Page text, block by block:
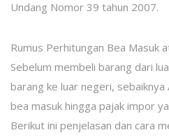
Undang Nomor 39 tahun 2007.
Rumus Perhitungan Bea Masuk
Sebelum membeli barang dari
barang ke luar negeri, sebaiknya
bea masuk hingga pajak impor
Berikut ini penjelasan dan cara